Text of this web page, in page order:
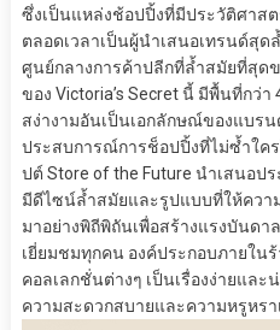
ซึ่งเป็นแหล่งช้อปปิ้งที่มีประวัติศาส
ตลอดเวลาเป็นผู้นำเสนอเทรนด์สุ
ศูนย์กลางการค้าปลีกที่ล้ำสมัยที่สุด
ของ Victoria’s Secret นี้ มีพื้นที่กว่
สง่างามอันเป็นเอกลักษณ์ของแบรน
ประสบการณ์การช็อปปิ้งที่ไม่ซ้ำใค
ปต์ Store of the Future นำเสนอ
มีดีไซน์ล้ำสมัยและรูปแบบที่ให้คว
มาอย่างพิถีพิถันเพื่อสร้างแรงบันดา
เยี่ยมชมทุกคน องค์ประกอบภายใน
คอลเลกชั่นต่างๆ เป็นเรื่องง่ายแล
ความสะดวกสบายและความหรูหรา